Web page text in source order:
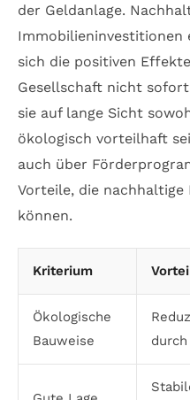
der Geldanlage.
Immobilieninvestitionen
sich die positiven
Gesellschaft nicht
sie auf lange Sicht
ökologisch vorteilhaft
auch über
Vorteile, die
können.
Kriterium
Ökologische
Bauweise